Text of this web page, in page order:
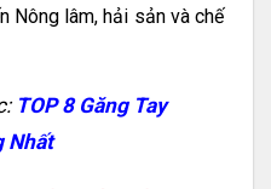
Nông lâm, hải sản và chế
TOP 8 Găng Tay
Nhất